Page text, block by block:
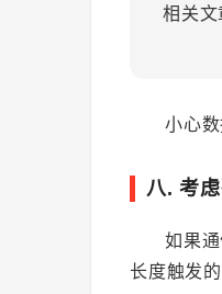
相关文
小心
八. 考
如果
长度触发